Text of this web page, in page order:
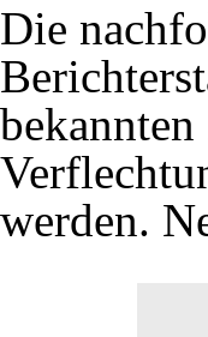
Die
werden.